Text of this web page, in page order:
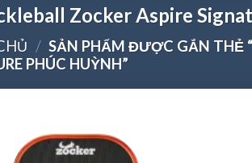
Zocker Aspire
/ SẢN PHẨM ĐƯỢC GẮN THẺ
PHÚC HUỲNH”